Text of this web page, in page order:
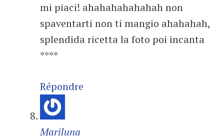
mi piaci! ahahahahahahah non
spaventarti non ti mangio ahahahah,
splendida ricetta la foto poi incanta
****
Répondre
Mariluna